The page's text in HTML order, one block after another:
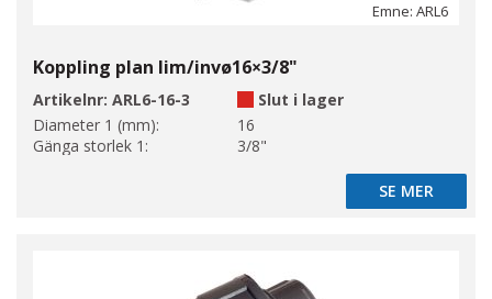
Emne: ARL6
Koppling plan lim/invø16×3/8"
Artikelnr: ARL6-16-3
Slut i lager
Diameter 1 (mm):
16
Gänga storlek 1:
3/8"
SE MER
SE MER